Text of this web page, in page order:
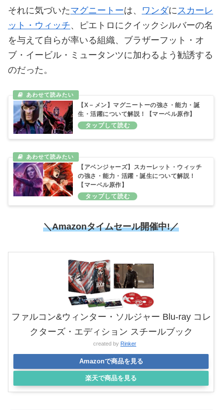
それに気づいたマグニートーは、 ワンダに スカーレ
ット・ウィッチ、ピエトロにクイックシルバーの名
を与えて自らが率いる組織、ブラザーフット・オ
ブ・イービル・ミュータンツに加わるよう勧誘する
のだった。
【X－メン】マグニートーの強さ・能力・誕
生・活躍について解説！【マーベル原作】
【アベンジャーズ】スカーレット・ウィッチ
の強さ・能力・活躍・誕生について解説！
【マーベル原作】
＼Amazonタイムセール開催中!／
ファルコン&ウィンター・ソルジャー Blu-ray コレ
クターズ・エディション スチールブック
created by Rinker
Amazonで商品を見る
楽天で商品を見る